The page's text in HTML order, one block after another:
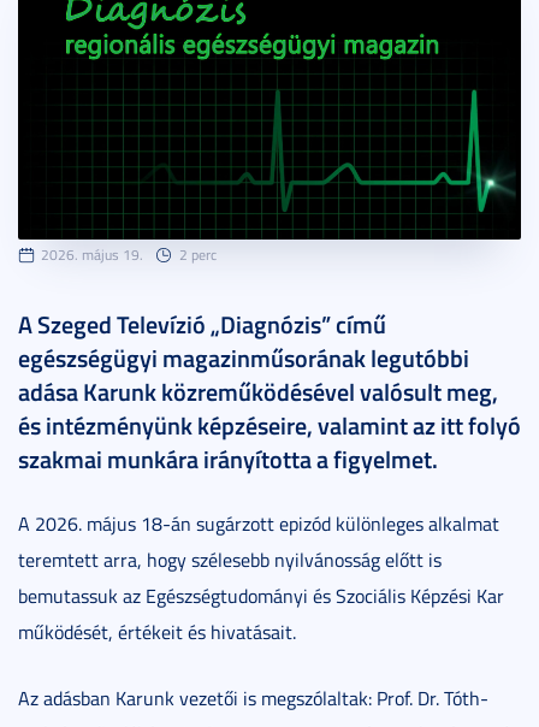
2026. május 19. 2 perc
A Szeged Televízió „Diagnózis” című
egészségügyi magazinműsorának legutóbbi
adása Karunk közreműködésével valósult meg,
és intézményünk képzéseire, valamint az itt folyó
szakmai munkára irányította a figyelmet.
A 2026. május 18-án sugárzott epizód különleges alkalmat
teremtett arra, hogy szélesebb nyilvánosság előtt is
bemutassuk az Egészségtudományi és Szociális Képzési Kar
működését, értékeit és hivatásait.
Az adásban Karunk vezetői is megszólaltak: Prof. Dr. Tóth-